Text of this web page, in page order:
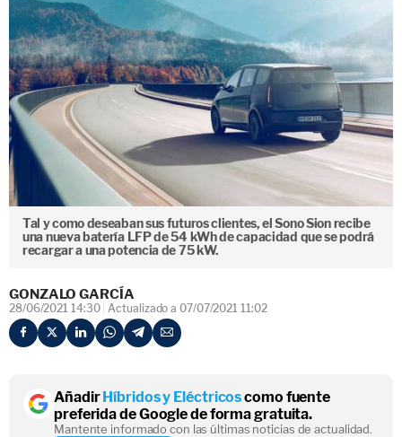
Tal y como deseaban sus futuros clientes, el Sono Sion recibe
una nueva batería LFP de 54 kWh de capacidad que se podrá
recargar a una potencia de 75 kW.
GONZALO GARCÍA
28/06/2021 14:30 Actualizado a 07/07/2021 11:02
AñadirHíbridos y Eléctricoscomo fuente
preferida de Google de forma gratuita.
Mantente informado con las últimas noticias de actualidad.